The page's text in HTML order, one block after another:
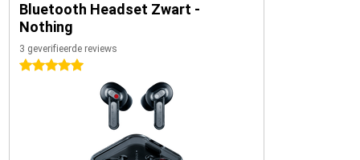
Bluetooth Headset Zwart -
Nothing
3 geverifieerde reviews
5 sterren